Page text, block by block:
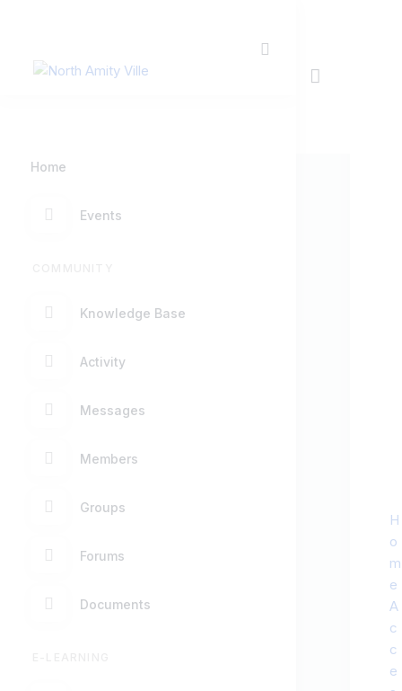
Home
Events
Knowledge Base
Activity
Messages
Members
Groups
Forums
Documents
H
o
m
e
A
c
c
e